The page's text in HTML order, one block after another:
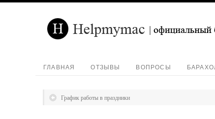
ГЛАВНАЯ ОТЗЫВЫ ВОПРОСЫ
График работы в праздники